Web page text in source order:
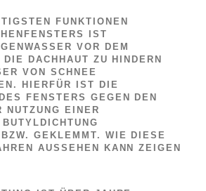
FUNKTIONEN
IST
VOR DEM
DACHHAUT ZU HINDERN
VON SCHNEE
HIERFÜR IST DIE
FENSTERS GEGEN DEN
NUTZUNG EINER
GEKLEMMT. WIE DIESE
AUSSEHEN KANN ZEIGEN